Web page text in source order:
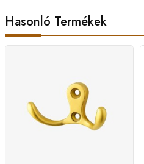
Hasonló Termékek